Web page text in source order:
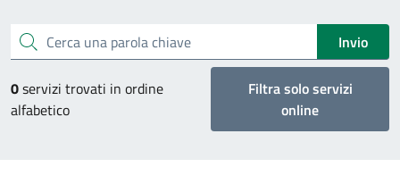
Cerca una parola chiave Invio
0servizi trovati in ordine
alfabetico
Filtra solo servizi
online